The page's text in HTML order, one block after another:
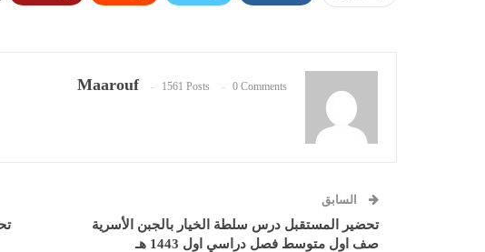
Maarouf 1561 Posts 0 Comments
السابق
تحضير المستقبل درس سلطة الخيار بالجبن الأسرية
صف اول متوسط فصل دراسي اول 1443 هـ